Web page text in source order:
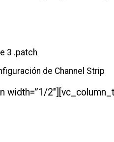
3 .patch
de Channel Strip
width=”1/